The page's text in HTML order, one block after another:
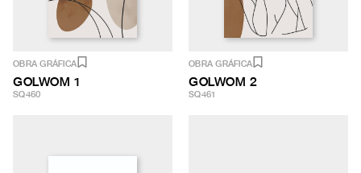
OBRA GRÁFICA
GOLWOM 1
SQ460
OBRA GRÁFICA
GOLWOM 2
SQ461